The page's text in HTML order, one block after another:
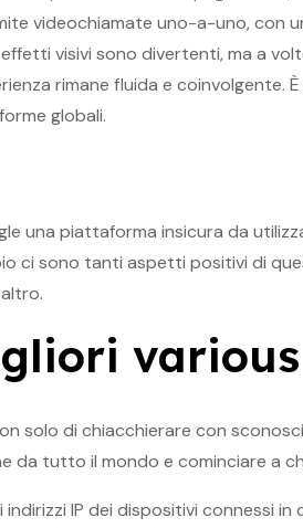
videochiamate uno-a-uno, con
visivi sono divertenti, ma a
rimane fluida e coinvolgente.
globali.
una piattaforma insicura da
ci sono tanti aspetti positivi di
various
solo di chiacchierare con
tutto il mondo e cominciare a
IP dei dispositivi connessi in